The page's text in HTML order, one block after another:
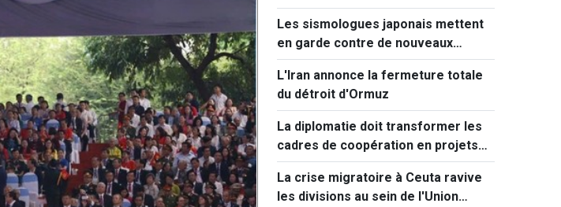
Rouge
Les sismologues japonais mettent
en garde contre de nouveaux
séismes majeurs après celui de
Kumamoto
L'Iran annonce la fermeture totale
du détroit d'Ormuz
La diplomatie doit transformer les
cadres de coopération en projets
concrets
La crise migratoire à Ceuta ravive
les divisions au sein de l'Union